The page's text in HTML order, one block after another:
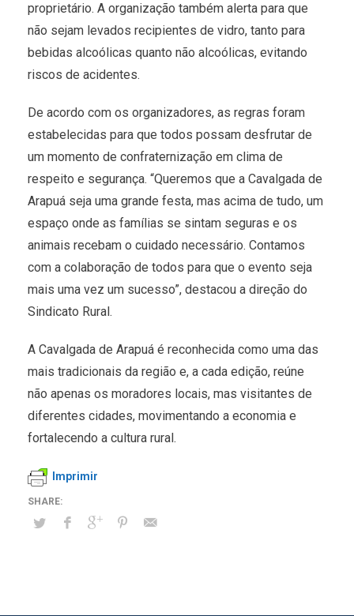
proprietário. A organização também alerta para que
não sejam levados recipientes de vidro, tanto para
bebidas alcoólicas quanto não alcoólicas, evitando
riscos de acidentes.
De acordo com os organizadores, as regras foram
estabelecidas para que todos possam desfrutar de
um momento de confraternização em clima de
respeito e segurança. “Queremos que a Cavalgada de
Arapuá seja uma grande festa, mas acima de tudo, um
espaço onde as famílias se sintam seguras e os
animais recebam o cuidado necessário. Contamos
com a colaboração de todos para que o evento seja
mais uma vez um sucesso”, destacou a direção do
Sindicato Rural.
A Cavalgada de Arapuá é reconhecida como uma das
mais tradicionais da região e, a cada edição, reúne
não apenas os moradores locais, mas visitantes de
diferentes cidades, movimentando a economia e
fortalecendo a cultura rural.
Imprimir